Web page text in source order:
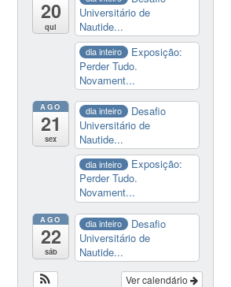
20
qui
Universitário de
Nautide...
dia inteiro
Exposição:
Perder Tudo.
Novament...
AGO
21
sex
dia inteiro
Desafio
Universitário de
Nautide...
dia inteiro
Exposição:
Perder Tudo.
Novament...
AGO
22
sáb
dia inteiro
Desafio
Universitário de
Nautide...
Ver calendário